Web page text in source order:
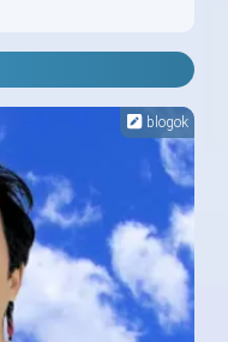
blogok